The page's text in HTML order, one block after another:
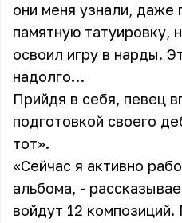
они меня узнали,
памятную татуировку,
освоил игру в нарды.
надолго…
Прийдя в себя, певец
подготовкой своего
тот».
«Сейчас я активно
альбома, -
войдут 12